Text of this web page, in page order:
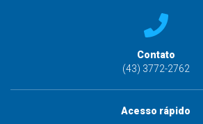
Contato
(43) 3772-2762
Acesso rápido